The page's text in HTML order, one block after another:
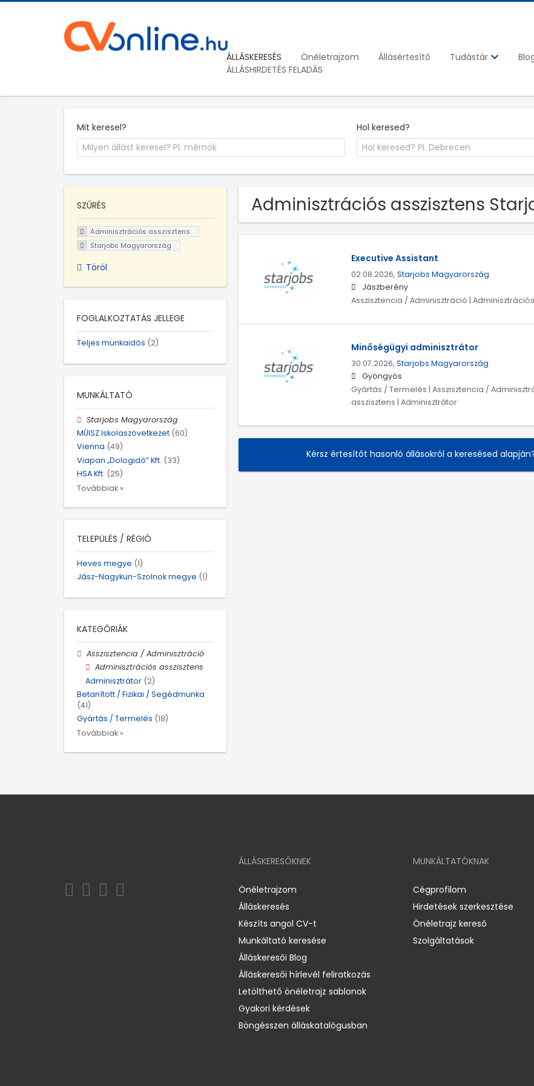
ÁLLÁSKERESÉS Önéletrajzom Állásértesítő Tudástár
ÁLLÁSHIRDETÉS FELADÁS
Mit keresel? Hol keresed?
Adminisztrációs asszisztens
Executive Assistant
02.08.2026, Starjobs Magyarország
Jászberény
Asszisztencia / Adminisztráció |
Minőségügyi adminisztrátor
30.07.2026, Starjobs Magyarország
Gyöngyös
Gyártás / Termelés | Asszisztencia /
asszisztens | Adminisztrátor
Kérsz értesítőt hasonló állásokról a keresésed
SZŰRÉS
Adminisztrációs asszisztens
Starjobs Magyarország
Töröl
FOGLALKOZTATÁS JELLEGE
Teljes munkaidős (2)
MUNKÁLTATÓ
Starjobs Magyarország
MŰISZ Iskolaszövetkezet (60)
Vienna (49)
Viapan „Dologidő” Kft. (33)
HSA Kft. (25)
Továbbiak »
TELEPÜLÉS / RÉGIÓ
Heves megye (1)
Jász-Nagykun-Szolnok megye (1)
KATEGÓRIÁK
Asszisztencia / Adminisztráció
Adminisztrációs asszisztens
Adminisztrátor (2)
Betanított / Fizikai / Segédmunka
(41)
Gyártás / Termelés (18)
Továbbiak »
ÁLLÁSKERESŐKNEK
Önéletrajzom
Álláskeresés
Készíts angol CV-t
Munkáltató keresése
Álláskeresői Blog
Álláskeresői hírlevél feliratkozás
Letölthető önéletrajz sablonok
Gyakori kérdések
Böngésszen álláskatalógusban
MUNKÁLTATÓKNAK
Cégprofilom
Hirdetések szerkesztése
Önéletrajz kereső
Szolgáltatások